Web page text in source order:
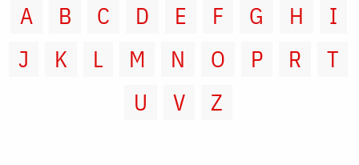
A B C D E F G H
I
J
K L M N O P R
T
U
V Z